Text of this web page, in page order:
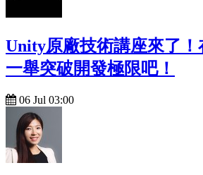
Unity原廠技術講座來了！
一舉突破開發極限吧！
06 Jul 03:00